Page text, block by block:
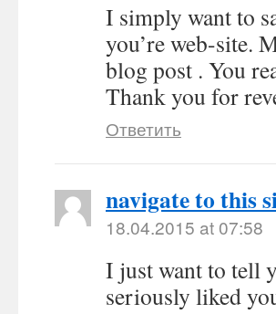
I simply want to
you’re web-site.
blog post . You
Thank you for
Ответить
navigate to this
18.04.2015 at 07:58
I just want to tell
seriously liked